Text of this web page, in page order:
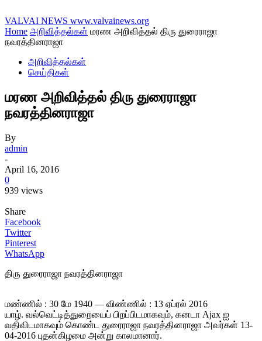
VALVAI NEWS www.valvainews.org
Home அறிவித்தல்கள் மரண அறிவித்தல் திரு துரைராஜா
நவரத்தினராஜா
அறிவித்தல்கள்
செய்திகள்
மரண அறிவித்தல் திரு துரைராஜா
நவரத்தினராஜா
By
admin
-
April 16, 2016
0
939 views
Share
Facebook
Twitter
Pinterest
WhatsApp
திரு துரைராஜா நவரத்தினராஜா
மண்ணில் : 30 மே 1940 — விண்ணில் : 13 ஏப்ரல் 2016
யாழ். வல்வெட்டித்துறையைப் பிறப்பிடமாகவும், கனடா Ajax ஐ
வதிவிடமாகவும் கொண்ட துரைராஜா நவரத்தினராஜா அவர்கள் 13-
04-2016 புதன்கிழமை அன்று காலமானார்.